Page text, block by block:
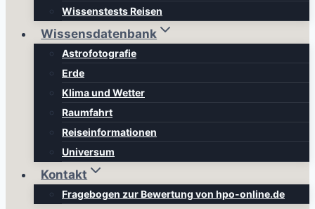
Wissenstests Reisen
Wissensdatenbank
Astrofotografie
Erde
Klima und Wetter
Raumfahrt
Reiseinformationen
Universum
Kontakt
Fragebogen zur Bewertung von hpo-online.de